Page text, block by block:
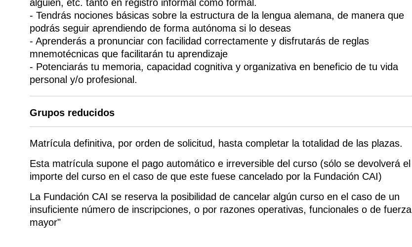
alguien, etc. tanto en registro informal como formal.
- Tendrás nociones básicas sobre la estructura de la lengua alemana, de manera que
podrás seguir aprendiendo de forma autónoma si lo deseas
- Aprenderás a pronunciar con facilidad correctamente y disfrutarás de reglas
mnemotécnicas que facilitarán tu aprendizaje
- Potenciarás tu memoria, capacidad cognitiva y organizativa en beneficio de tu vida
personal y/o profesional.
Grupos reducidos
Matrícula definitiva, por orden de solicitud, hasta completar la totalidad de las plazas.
Esta matrícula supone el pago automático e irreversible del curso (sólo se devolverá el
importe del curso en el caso de que este fuese cancelado por la Fundación CAI)
La Fundación CAI se reserva la posibilidad de cancelar algún curso en el caso de un
insuficiente número de inscripciones, o por razones operativas, funcionales o de fuerza
mayor"